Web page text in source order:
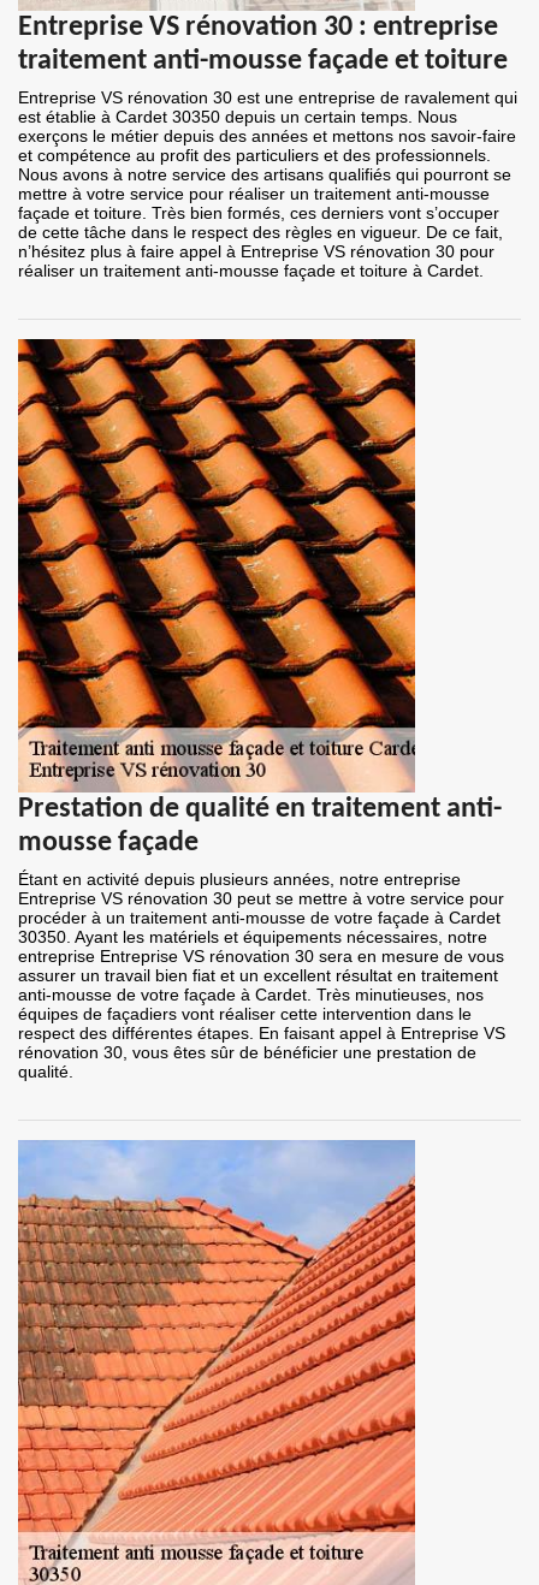
Entreprise VS rénovation 30 : entreprise
traitement anti-mousse façade et toiture
Entreprise VS rénovation 30 est une entreprise de ravalement qui
est établie à Cardet 30350 depuis un certain temps. Nous
exerçons le métier depuis des années et mettons nos savoir-faire
et compétence au profit des particuliers et des professionnels.
Nous avons à notre service des artisans qualifiés qui pourront se
mettre à votre service pour réaliser un traitement anti-mousse
façade et toiture. Très bien formés, ces derniers vont s’occuper
de cette tâche dans le respect des règles en vigueur. De ce fait,
n’hésitez plus à faire appel à Entreprise VS rénovation 30 pour
réaliser un traitement anti-mousse façade et toiture à Cardet.
Prestation de qualité en traitement anti-
mousse façade
Étant en activité depuis plusieurs années, notre entreprise
Entreprise VS rénovation 30 peut se mettre à votre service pour
procéder à un traitement anti-mousse de votre façade à Cardet
30350. Ayant les matériels et équipements nécessaires, notre
entreprise Entreprise VS rénovation 30 sera en mesure de vous
assurer un travail bien fiat et un excellent résultat en traitement
anti-mousse de votre façade à Cardet. Très minutieuses, nos
équipes de façadiers vont réaliser cette intervention dans le
respect des différentes étapes. En faisant appel à Entreprise VS
rénovation 30, vous êtes sûr de bénéficier une prestation de
qualité.